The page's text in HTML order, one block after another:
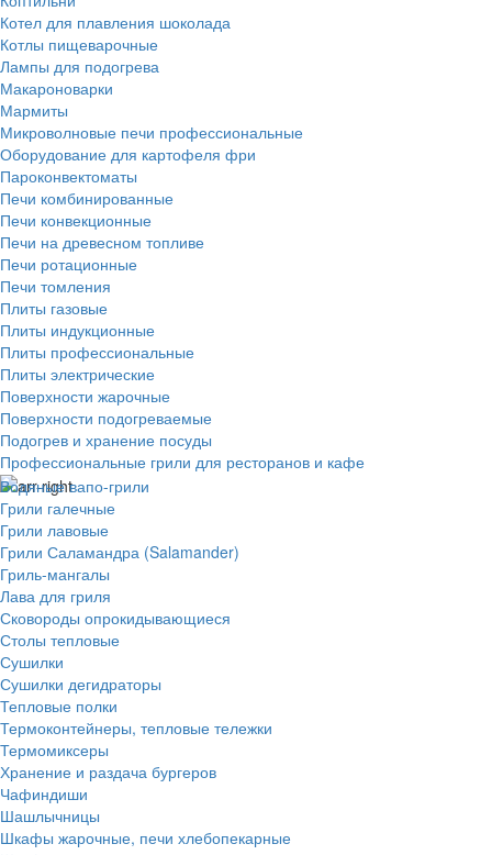
Котел для плавления шоколада
Котлы пищеварочные
Лампы для подогрева
Макароноварки
Мармиты
Микроволновые печи профессиональные
Оборудование для картофеля фри
Пароконвектоматы
Печи комбинированные
Печи конвекционные
Печи на древесном топливе
Печи ротационные
Печи томления
Плиты газовые
Плиты индукционные
Плиты профессиональные
Плиты электрические
Поверхности жарочные
Поверхности подогреваемые
Подогрев и хранение посуды
Профессиональные грили для ресторанов и кафе
Водяные вапо-грили
Грили галечные
Грили лавовые
Грили Саламандра (Salamander)
Гриль-мангалы
Лава для гриля
Сковороды опрокидывающиеся
Столы тепловые
Сушилки
Сушилки дегидраторы
Тепловые полки
Термоконтейнеры, тепловые тележки
Термомиксеры
Хранение и раздача бургеров
Чафиндиши
Шашлычницы
Шкафы жарочные, печи хлебопекарные